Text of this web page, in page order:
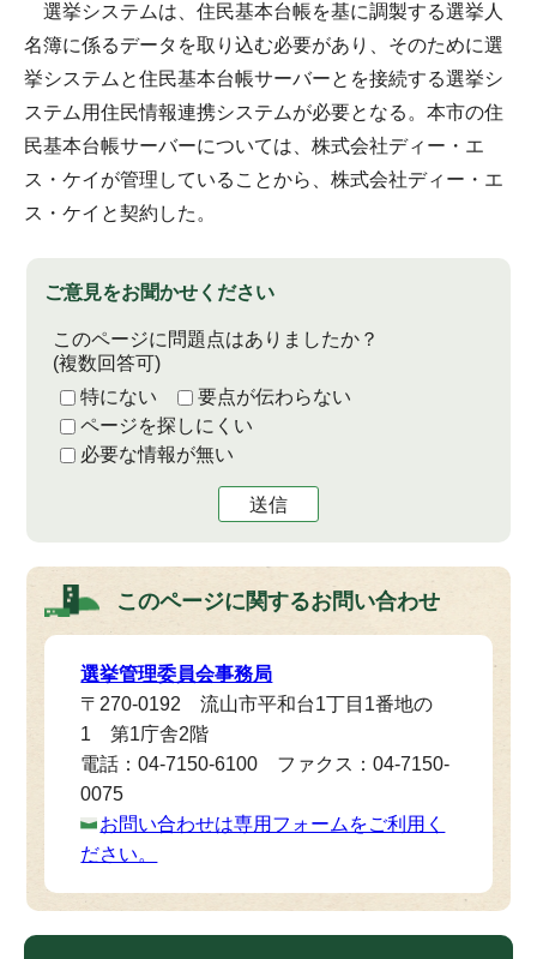
選挙システムは、住民基本台帳を基に調製する選挙人
名簿に係るデータを取り込む必要があり、そのために選
挙システムと住民基本台帳サーバーとを接続する選挙シ
ステム用住民情報連携システムが必要となる。本市の住
民基本台帳サーバーについては、株式会社ディー・エ
ス・ケイが管理していることから、株式会社ディー・エ
ス・ケイと契約した。
ご意見をお聞かせください
このページに問題点はありましたか？
(複数回答可)
特にない
要点が伝わらない
ページを探しにくい
必要な情報が無い
送信
このページに関するお問い合わせ
選挙管理委員会事務局
〒270-0192 流山市平和台1丁目1番地の
1 第1庁舎2階
電話：04-7150-6100 ファクス：04-7150-
0075
お問い合わせは専用フォームをご利用く
ださい。